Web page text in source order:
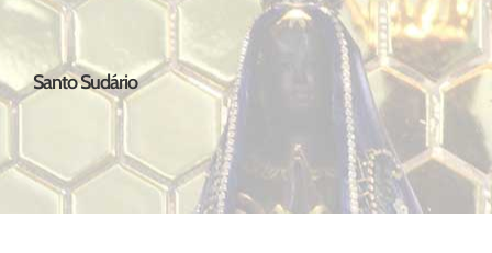
Santo Sudário